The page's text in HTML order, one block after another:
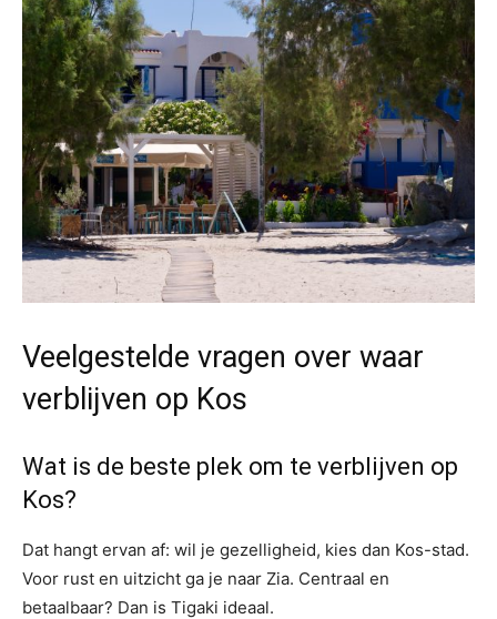
Veelgestelde vragen over waar
verblijven op Kos
Wat is de beste plek om te verblijven op
Kos?
Dat hangt ervan af: wil je gezelligheid, kies dan Kos-stad.
Voor rust en uitzicht ga je naar Zia. Centraal en
betaalbaar? Dan is Tigaki ideaal.